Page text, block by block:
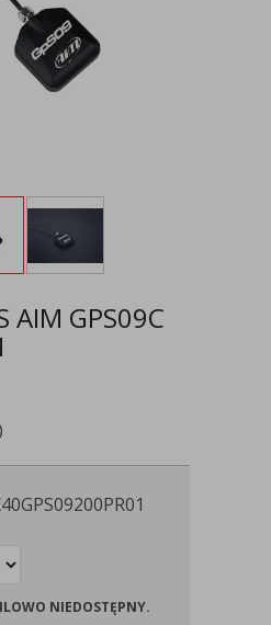
AIM GPS09C
NIEDOSTĘPNY.